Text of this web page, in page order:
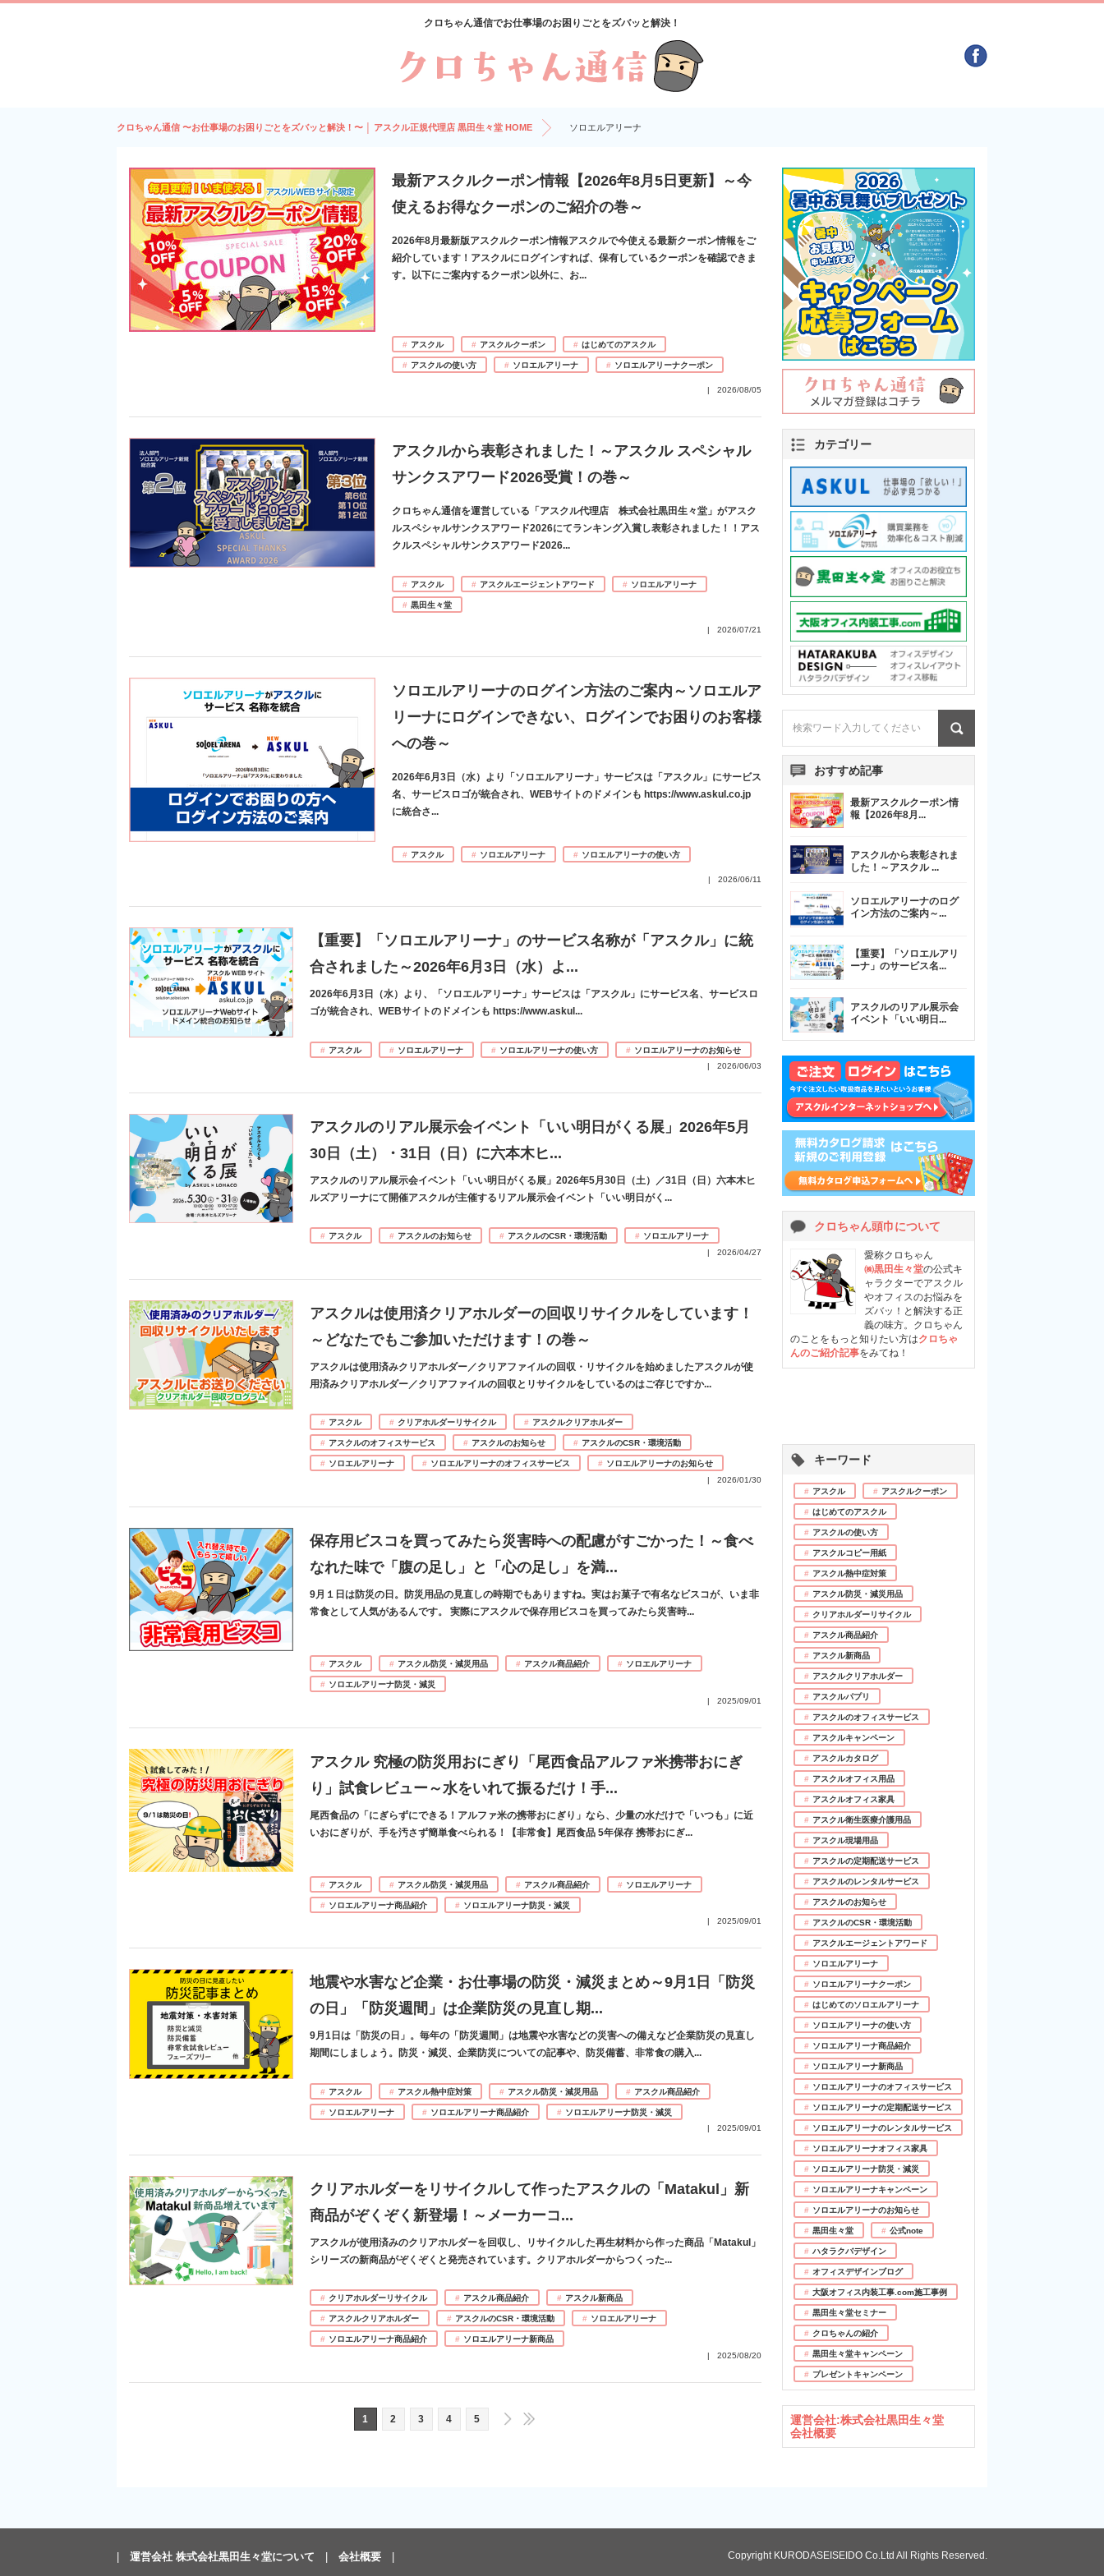
クロちゃん通信でお仕事場のお困りごとをズバッと解決！
クロちゃん通信 〜お仕事場のお困りごとをズバッと解決！〜 │ アスクル正規代理店 黒田生々堂 HOME ソロエルアリーナ
最新アスクルクーポン情報【2026年8月5日更新】～今
使えるお得なクーポンのご紹介の巻～
2026年8月最新版アスクルクーポン情報アスクルで今使える最新クーポン情報をご
紹介しています！アスクルにログインすれば、保有しているクーポンを確認できま
す。以下にご案内するクーポン以外に、お...
アスクル アスクルクーポン はじめてのアスクル
アスクルの使い方 ソロエルアリーナ ソロエルアリーナクーポン
2026/08/05
アスクルから表彰されました！～アスクル スペシャル
サンクスアワード2026受賞！の巻～
クロちゃん通信を運営している「アスクル代理店 株式会社黒田生々堂」がアスク
ルスペシャルサンクスアワード2026にてランキング入賞し表彰されました！！アス
クルスペシャルサンクスアワード2026...
アスクル アスクルエージェントアワード ソロエルアリーナ
黒田生々堂
2026/07/21
ソロエルアリーナのログイン方法のご案内～ソロエルア
リーナにログインできない、ログインでお困りのお客様
への巻～
2026年6月3日（水）より「ソロエルアリーナ」サービスは「アスクル」にサービス
名、サービスロゴが統合され、WEBサイトのドメインも https://www.askul.co.jp
に統合さ...
アスクル ソロエルアリーナ ソロエルアリーナの使い方
2026/06/11
【重要】「ソロエルアリーナ」のサービス名称が「アスクル」に統
合されました～2026年6月3日（水）よ ...
2026年6月3日（水）より、「ソロエルアリーナ」サービスは「アスクル」にサービス名、サービスロ
ゴが統合され、WEBサイトのドメインも https://www.askul ...
アスクル ソロエルアリーナ ソロエルアリーナの使い方
ソロエルアリーナのお知らせ
2026/06/03
アスクルのリアル展示会イベント「いい明日がくる展」2026年5月
30日（土）・31日（日）に六本木ヒ...
アスクルのリアル展示会イベント「いい明日がくる展」2026年5月30日（土）／31日（日）六本木ヒ
ルズアリーナにて開催アスクルが主催するリアル展示会イベント「いい明日がく ...
アスクル アスクルのお知らせ アスクルのCSR・環境活動
ソロエルアリーナ
2026/04/27
アスクルは使用済クリアホルダーの回収リサイクルをしています！
～どなたでもご参加いただけます！の巻～
アスクルは使用済みクリアホルダー／クリアファイルの回収・リサイクルを始めましたアスクルが使
用済みクリアホルダー／クリアファイルの回収とリサイクルをしているのはご存じですか...
アスクル クリアホルダーリサイクル アスクルクリアホルダー
アスクルのオフィスサービス アスクルのお知らせ アスクルのCSR・環境活動
ソロエルアリーナ ソロエルアリーナのオフィスサービス
ソロエルアリーナのお知らせ
2026/01/30
保存用ビスコを買ってみたら災害時への配慮がすごかった！～食べ
なれた味で「腹の足し」と「心の足し」を満...
9月１日は防災の日。防災用品の見直しの時期でもありますね。実はお菓子で有名なビスコが、いま非
常食として人気があるんです。 実際にアスクルで保存用ビスコを買ってみたら災害時...
アスクル アスクル防災・減災用品 アスクル商品紹介 ソロエルアリーナ
ソロエルアリーナ防災・減災
2025/09/01
アスクル 究極の防災用おにぎり「尾西食品アルファ米携帯おにぎ
り」試食レビュー～水をいれて振るだけ！手...
尾西食品の「にぎらずにできる！アルファ米の携帯おにぎり」なら、少量の水だけで「いつも」に近
いおにぎりが、手を汚さず簡単食べられる！【非常食】尾西食品 5年保存 携帯おにぎ...
アスクル アスクル防災・減災用品 アスクル商品紹介 ソロエルアリーナ
ソロエルアリーナ商品紹介
ソロエルアリーナ防災・減災
2025/09/01
地震や水害など企業・お仕事場の防災・減災まとめ～9月1日「防災
の日」「防災週間」は企業防災の見直し期...
9月1日は「防災の日」。毎年の「防災週間」は地震や水害などの災害への備えなど企業防災の見直し
期間にしましょう。防災・減災、企業防災についての記事や、防災備蓄、非常食の購入...
アスクル アスクル熱中症対策 アスクル防災・減災用品 アスクル商品紹介
ソロエルアリーナ ソロエルアリーナ商品紹介
ソロエルアリーナ防災・減災
2025/09/01
クリアホルダーをリサイクルして作ったアスクルの「Matakul」新
商品がぞくぞく新登場！～メーカーコ...
アスクルが使用済みのクリアホルダーを回収し、リサイクルした再生材料から作った商品「Matakul」
シリーズの新商品がぞくぞくと発売されています。クリアホルダーからつくった...
クリアホルダーリサイクル アスクル商品紹介 アスクル新商品
アスクルクリアホルダー アスクルのCSR・環境活動 ソロエルアリーナ
ソロエルアリーナ商品紹介
ソロエルアリーナ新商品
2025/08/20
1 2 3 4 5
カテゴリー
おすすめ記事
最新アスクルクーポン情
報【2026年8月...
アスクルから表彰されま
した！～アスクル...
ソロエルアリーナのログ
イン方法のご案内～...
【重要】「ソロエルアリ
ーナ」のサービス名...
アスクルのリアル展示会
イベント「いい明日...
クロちゃん頭巾について
愛称クロちゃん
㈱黒田生々堂の公式キ
ャラクターでアスクル
やオフィスのお悩みを
ズバッ！と解決する正
義の味方。クロちゃん
のことをもっと知りたい方はクロちゃ
んのご紹介記事をみてね！
キーワード
アスクル アスクルクーポン
はじめてのアスクル
アスクルの使い方
アスクルコピー用紙
アスクル熱中症対策
アスクル防災・減災用品
クリアホルダーリサイクル
アスクル商品紹介
アスクル新商品
アスクルクリアホルダー
アスクルパプリ
アスクルのオフィスサービス
アスクルキャンペーン
アスクルカタログ
アスクルオフィス用品
アスクルオフィス家具
アスクル衛生医療介護用品
アスクル現場用品
アスクルの定期配送サービス
アスクルのレンタルサービス
アスクルのお知らせ
アスクルのCSR・環境活動
アスクルエージェントアワード
ソロエルアリーナ
ソロエルアリーナクーポン
はじめてのソロエルアリーナ
ソロエルアリーナの使い方
ソロエルアリーナ商品紹介
ソロエルアリーナ新商品
ソロエルアリーナのオフィスサービス
ソロエルアリーナの定期配送サービス
ソロエルアリーナのレンタルサービス
ソロエルアリーナオフィス家具
ソロエルアリーナ防災・減災
ソロエルアリーナキャンペーン
ソロエルアリーナのお知らせ
黒田生々堂 公式note
ハタラクバデザイン
オフィスデザインブログ
大阪オフィス内装工事.com施工事例
黒田生々堂セミナー
クロちゃんの紹介
黒田生々堂キャンペーン
プレゼントキャンペーン
運営会社:株式会社黒田生々堂
会社概要
運営会社 株式会社黒田生々堂について 会社概要 Copyright KURODASEISEIDO Co.Ltd All Rights Reserved.